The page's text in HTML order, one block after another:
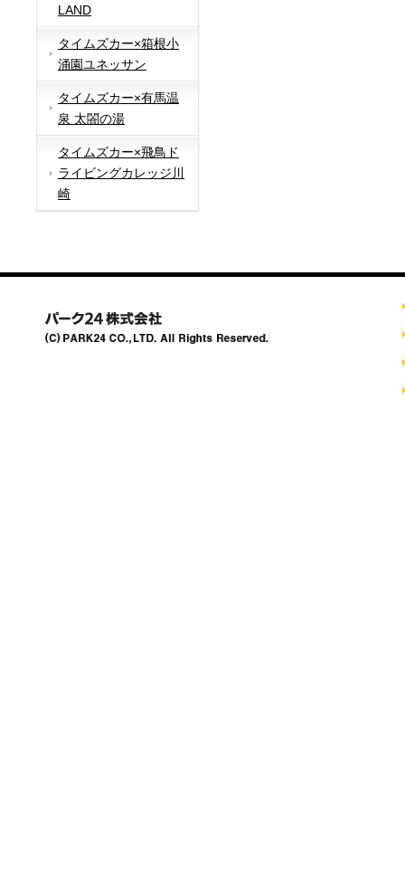
LAND
タイムズカー×箱根小
涌園ユネッサン
タイムズカー×有馬温
泉 太閤の湯
タイムズカー×飛鳥ド
ライビングカレッジ川
崎